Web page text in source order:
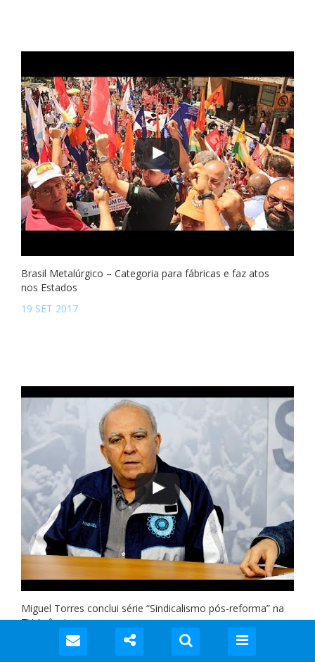
Brasil Metalúrgico – Categoria para fábricas e faz atos
nos Estados
19 SET 2017
Miguel Torres conclui série “Sindicalismo pós-reforma” na
TV Agência
01 SET 2017